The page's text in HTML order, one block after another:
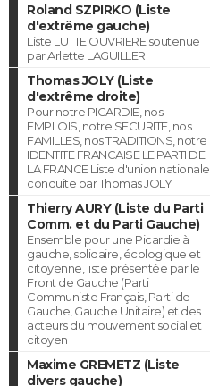
Roland SZPIRKO (Liste
d'extrême gauche)
Liste LUTTE OUVRIERE soutenue
par Arlette LAGUILLER
Thomas JOLY (Liste
d'extrême droite)
Pour notre PICARDIE, nos
EMPLOIS, notre SECURITE, nos
FAMILLES, nos TRADITIONS, notre
IDENTITE FRANCAISE LE PARTI DE
LA FRANCE Liste d'union nationale
conduite par Thomas JOLY
Thierry AURY (Liste du Parti
Comm. et du Parti Gauche)
Ensemble pour une Picardie à
gauche, solidaire, écologique et
citoyenne, liste présentée par le
Front de Gauche (Parti
Communiste Français, Parti de
Gauche, Gauche Unitaire) et des
acteurs du mouvement social et
citoyen
Maxime GREMETZ (Liste
divers gauche)